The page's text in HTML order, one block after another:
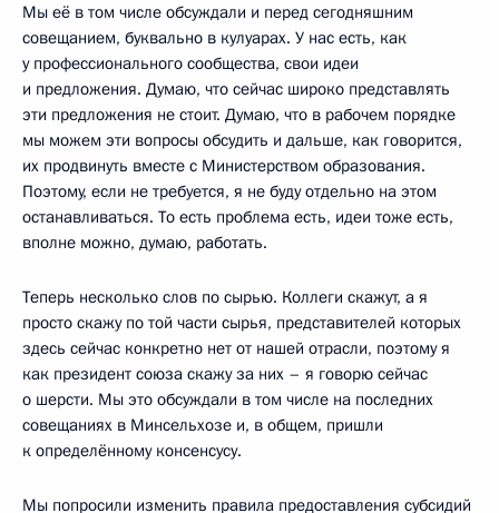
Мы её в том числе обсуждали и перед сегодняшним
совещанием, буквально в кулуарах. У нас есть, как
у профессионального сообщества, свои идеи
и предложения. Думаю, что сейчас широко представлять
эти предложения не стоит. Думаю, что в рабочем порядке
мы можем эти вопросы обсудить и дальше, как говорится,
их продвинуть вместе с Министерством образования.
Поэтому, если не требуется, я не буду отдельно на этом
останавливаться. То есть проблема есть, идеи тоже есть,
вполне можно, думаю, работать.
Теперь несколько слов по сырью. Коллеги скажут, а я
просто скажу по той части сырья, представителей которых
здесь сейчас конкретно нет от нашей отрасли, поэтому я
как президент союза скажу за них – я говорю сейчас
о шерсти. Мы это обсуждали в том числе на последних
совещаниях в Минсельхозе и, в общем, пришли
к определённому консенсусу.
Мы попросили изменить правила предоставления субсидий